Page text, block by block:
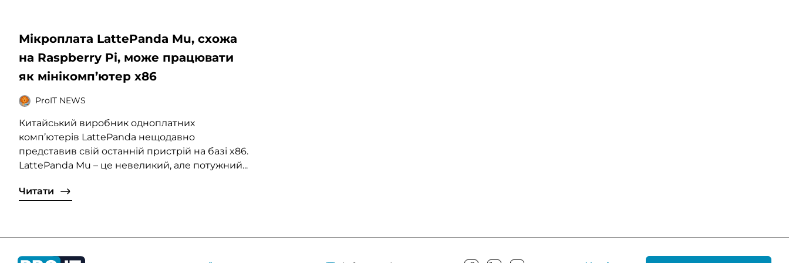
Мікроплата LattePanda Mu, схожа
на Raspberry Pi, може працювати
як мінікомп’ютер x86
ProIT NEWS
Китайський виробник одноплатних
комп’ютерів LattePanda нещодавно
представив свій останній пристрій на базі x86.
LattePanda Mu – це невеликий, але потужний...
Читати